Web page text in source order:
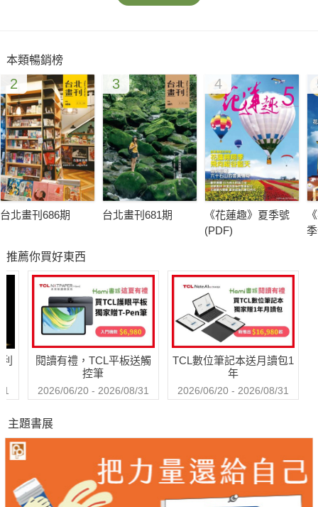
本類暢銷榜
2
台北畫刊686期
3
台北畫刊681期
4
《花蓮趣》夏季號
(PDF)
推薦你買好東西
閱讀有禮，TCL平板送觸
控筆
2026/06/20 - 2026/08/31
TCL數位筆記本送月讀包1
年
2026/06/20 - 2026/08/31
主題書展